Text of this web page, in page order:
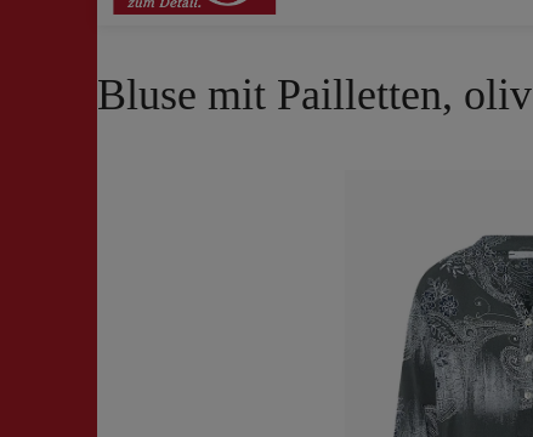
Bluse mit Pailletten, oliv